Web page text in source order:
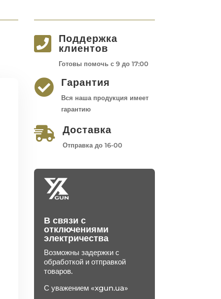

Поддержка
клиентов
Готовы помочь с 9 до 17:00
 Гарантия
Вся наша продукция имеет
гарантию
 Доставка
Отправка до 16-00
В связи с
отключениями
электричества
Возможны задержки с
обработкой и отправкой
товаров.
С уважением «xgun.ua»